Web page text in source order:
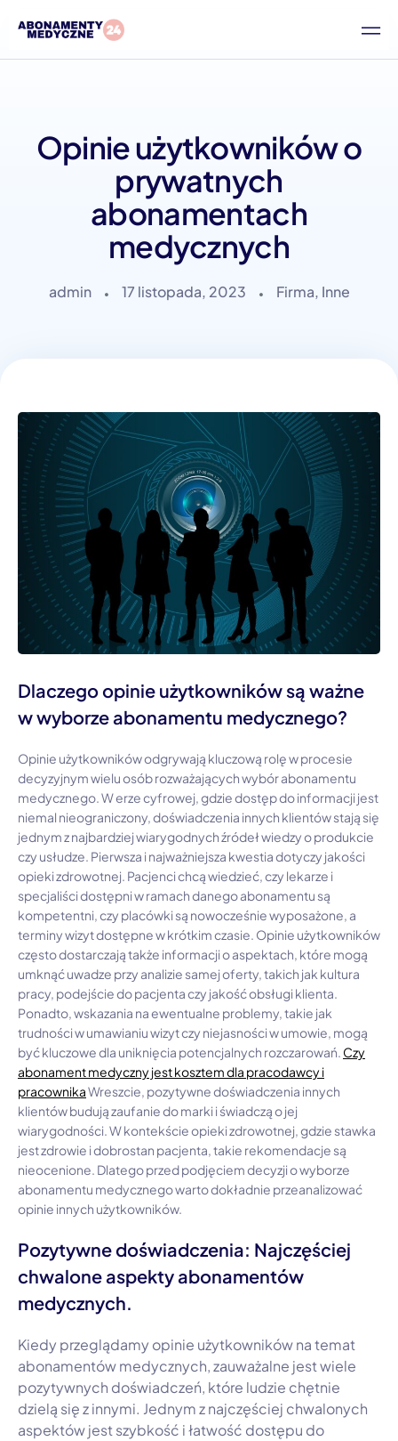
Opinie użytkowników o
prywatnych
abonamentach
medycznych
admin 17 listopada, 2023 Firma, Inne
Dlaczego opinie użytkowników są ważne
w wyborze abonamentu medycznego?
Opinie użytkowników odgrywają kluczową rolę w procesie
decyzyjnym wielu osób rozważających wybór abonamentu
medycznego. W erze cyfrowej, gdzie dostęp do informacji jest
niemal nieograniczony, doświadczenia innych klientów stają się
jednym z najbardziej wiarygodnych źródeł wiedzy o produkcie
czy usłudze. Pierwsza i najważniejsza kwestia dotyczy jakości
opieki zdrowotnej. Pacjenci chcą wiedzieć, czy lekarze i
specjaliści dostępni w ramach danego abonamentu są
kompetentni, czy placówki są nowocześnie wyposażone, a
terminy wizyt dostępne w krótkim czasie. Opinie użytkowników
często dostarczają także informacji o aspektach, które mogą
umknąć uwadze przy analizie samej oferty, takich jak kultura
pracy, podejście do pacjenta czy jakość obsługi klienta.
Ponadto, wskazania na ewentualne problemy, takie jak
trudności w umawianiu wizyt czy niejasności w umowie, mogą
być kluczowe dla uniknięcia potencjalnych rozczarowań. Czy
abonament medyczny jest kosztem dla pracodawcy i
pracownikaWreszcie, pozytywne doświadczenia innych
klientów budują zaufanie do marki i świadczą o jej
wiarygodności. W kontekście opieki zdrowotnej, gdzie stawka
jest zdrowie i dobrostan pacjenta, takie rekomendacje są
nieocenione. Dlatego przed podjęciem decyzji o wyborze
abonamentu medycznego warto dokładnie przeanalizować
opinie innych użytkowników.
Pozytywne doświadczenia: Najczęściej
chwalone aspekty abonamentów
medycznych.
Kiedy przeglądamy opinie użytkowników na temat
abonamentów medycznych, zauważalne jest wiele
pozytywnych doświadczeń, które ludzie chętnie
dzielą się z innymi. Jednym z najczęściej chwalonych
aspektów jest szybkość i łatwość dostępu do